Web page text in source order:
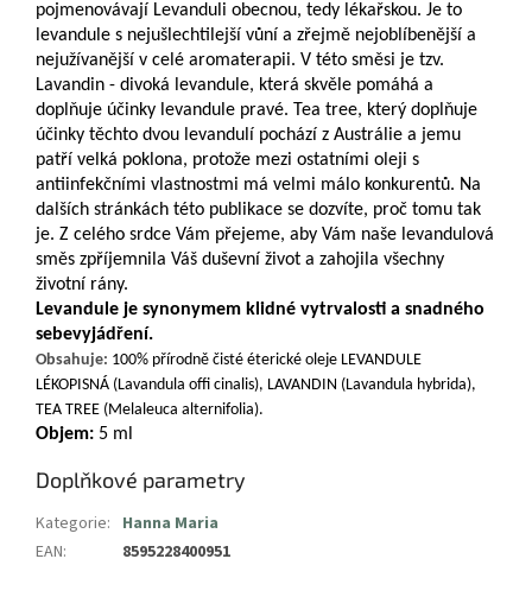
pojmenovávají Levanduli obecnou, tedy lékařskou. Je to
levandule s nejušlechtilejší vůní a zřejmě nejoblíbenější a
nejužívanější v celé aromaterapii. V této směsi je tzv.
Lavandin - divoká levandule, která skvěle pomáhá a
doplňuje účinky levandule pravé. Tea tree, který doplňuje
účinky těchto dvou levandulí pochází z Austrálie a jemu
patří velká poklona, protože mezi ostatními oleji s
antiinfekčními vlastnostmi má velmi málo konkurentů. Na
dalších stránkách této publikace se dozvíte, proč tomu tak
je. Z celého srdce Vám přejeme, aby Vám naše levandulová
směs zpříjemnila Váš duševní život a zahojila všechny
životní rány.
Levandule je synonymem klidné vytrvalosti a snadného
sebevyjádření.
Obsahuje: 100% přírodně čisté éterické oleje LEVANDULE
LÉKOPISNÁ (Lavandula offi cinalis), LAVANDIN (Lavandula hybrida),
TEA TREE (Melaleuca alternifolia).
Objem: 5 ml
Doplňkové parametry
Kategorie: Hanna Maria
EAN: 8595228400951